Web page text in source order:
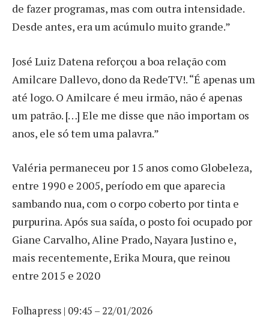
de fazer programas, mas com outra intensidade.
Desde antes, era um acúmulo muito grande.”
José Luiz Datena reforçou a boa relação com
Amilcare Dallevo, dono da RedeTV!. “É apenas um
até logo. O Amilcare é meu irmão, não é apenas
um patrão. […] Ele me disse que não importam os
anos, ele só tem uma palavra.”
Valéria permaneceu por 15 anos como Globeleza,
entre 1990 e 2005, período em que aparecia
sambando nua, com o corpo coberto por tinta e
purpurina. Após sua saída, o posto foi ocupado por
Giane Carvalho, Aline Prado, Nayara Justino e,
mais recentemente, Erika Moura, que reinou
entre 2015 e 2020
Folhapress | 09:45 – 22/01/2026